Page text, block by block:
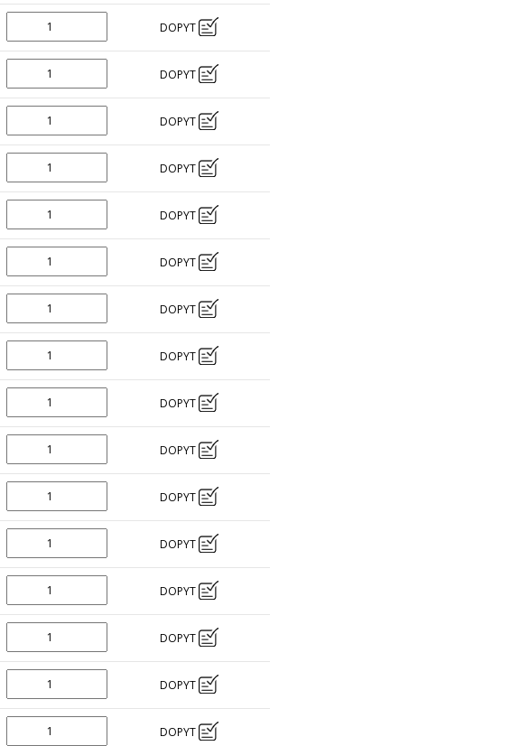
DOPYT
DOPYT
DOPYT
DOPYT
DOPYT
DOPYT
DOPYT
DOPYT
DOPYT
DOPYT
DOPYT
DOPYT
DOPYT
DOPYT
DOPYT
DOPYT